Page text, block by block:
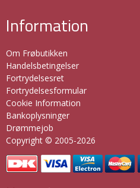
Information
Om Frøbutikken
Handelsbetingelser
Fortrydelsesret
Fortrydelsesformular
Cookie Information
Bankoplysninger
Drømmejob
Copyright © 2005-2026